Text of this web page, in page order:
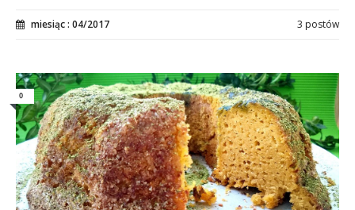
miesiąc : 04/2017 3 postów
0